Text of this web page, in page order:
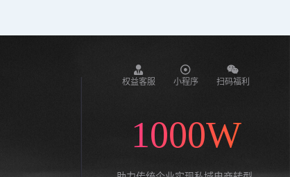
权益客服 小程序 扫码福利
1000W